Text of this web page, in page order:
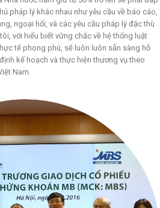
pháp lý khác nhau như yêu cầu về báo cáo,
ngoại hối, và các yêu cầu pháp lý đặc thù
với hiểu biết vững chắc về hệ thống luật
tế phong phú, sẽ luôn luôn sẵn sàng hỗ
kế hoạch và thực hiện thương vụ theo
Nam.